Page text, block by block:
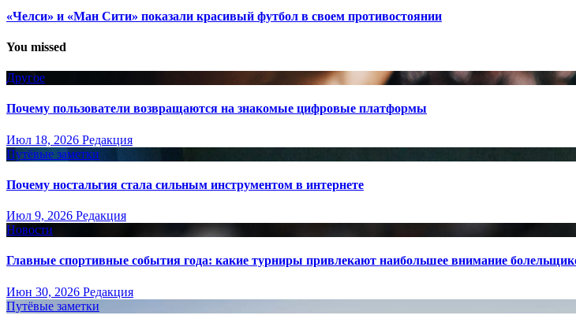
«Челси» и «Ман Сити» показали красивый футбол в своем противостоянии
You missed
Другое
Почему пользователи возвращаются на знакомые цифровые платформы
Июл 18, 2026 Редакция
Путёвые заметки
Почему ностальгия стала сильным инструментом в интернете
Июл 9, 2026 Редакция
Новости
Главные спортивные события года: какие турниры привлекают наибольшее внимание
Июн 30, 2026 Редакция
Путёвые заметки